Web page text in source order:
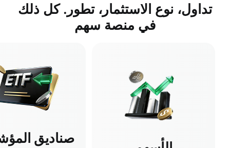
تداول، نوع الاستثمار، تطور. كل ذلك
في منصة سهم
صناديق